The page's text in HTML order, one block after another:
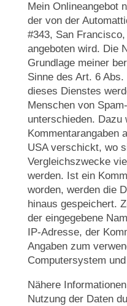
Mein Onlineangebot
der von der
#343, San
angeboten wird. Die
Grundlage meiner
Sinne des Art. 6
dieses Dienstes
Menschen von
unterschieden. Dazu
Kommentarangaben
USA verschickt, wo
Vergleichszwecke
werden. Ist ein
worden, werden die
hinaus gespeichert.
der eingegebene
IP-Adresse, der
Angaben zum
Computersystem
Nähere
Nutzung der Daten